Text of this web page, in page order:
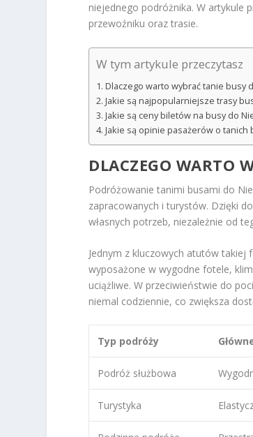
niejednego podróżnika. W artykule
przewoźniku oraz trasie.
W tym artykule przeczytasz
Dlaczego warto wybrać tanie busy
Jakie są najpopularniejsze trasy
Jakie są ceny biletów na busy do
Jakie są opinie pasażerów o tanich
DLACZEGO WARTO
Podróżowanie tanimi busami do
zapracowanych i turystów. Dzięki
własnych potrzeb, niezależnie od
Jednym z kluczowych atutów
wyposażone w wygodne fotele,
uciążliwe. W przeciwieństwie do
niemal codziennie, co zwiększa
Typ podróży
Podróż służbowa
Turystyka